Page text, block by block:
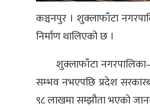
कञ्चनपुर । शुक्लाफाँटा
निर्माण थालिएको छ ।
शुक्लाफाँटा
सम्भव नभएपछि प्रदेश
९८ लाखमा सम्झौता भएको